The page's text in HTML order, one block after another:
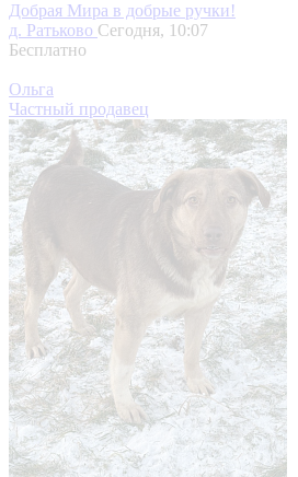
Добрая Мира в добрые ручки!
д. Ратьково Сегодня, 10:07
Бесплатно
Ольга
Частный продавец